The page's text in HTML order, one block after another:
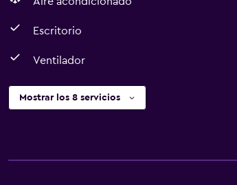
Escritorio
Ventilador
Mostrar los 8 servicios